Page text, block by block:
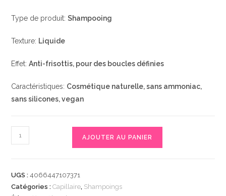
Type de produit:Shampooing
Texture: Liquide
Effet:Anti-frisottis, pour des boucles définies
Caractéristiques: Cosmétique naturelle, sans ammoniac,
sans silicones, vegan
de
AJOUTER AU PANIER
UGS :4066447107371
Catégories :Capillaire, Shampoings